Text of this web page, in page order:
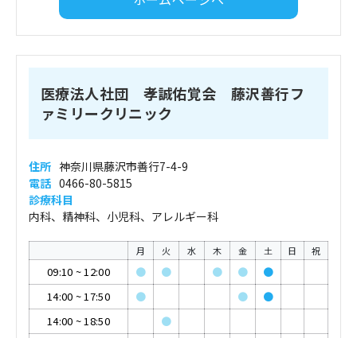
医療法人社団 孝誠佑覚会 藤沢善行フ
ァミリークリニック
住所 神奈川県藤沢市善行7-4-9
電話 0466-80-5815
診療科目
内科、精神科、小児科、アレルギー科
月 火 水 木 金 土 日 祝
09:10 ~12:00 ● ● ● ●
●
14:00 ~17:50 ● ●
●
14:00 ~18:50
●